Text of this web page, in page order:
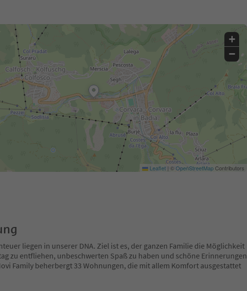
+
−
Leaflet | ©OpenStreetMapContributors
liegen in unserer DNA. Ziel ist es, der ganzen Familie die Möglichkeit
zu entfliehen, unbeschwerten Spaß zu haben und schöne Erinnerungen
Family beherbergt 33 Wohnungen, die mit allem Komfort ausgestattet